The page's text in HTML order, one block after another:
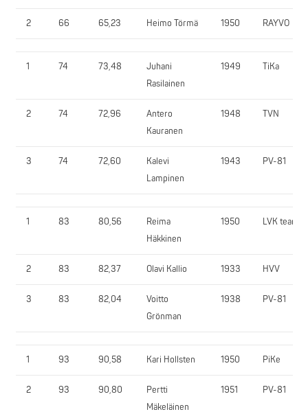
2 66 65,23 Heimo Törmä 1950 RAYVO
1 74 73,48
Juhani
Rasilainen
1949 TiKa
2 74 72,96
Antero
Kauranen
1948 TVN
3 74 72,60
Kalevi
Lampinen
1943 PV-81
1 83 80,56
Reima
Häkkinen
1950 LVK team
2 83 82,37 Olavi Kallio 1933 HVV
3 83 82,04
Voitto
Grönman
1938 PV-81
1 93 90,58 Kari Hollsten 1950 PiKe
2 93 90,80
Pertti
Mäkeläinen
1951 PV-81